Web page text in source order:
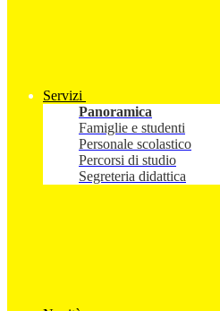
Servizi
Panoramica
Famiglie e studenti
Personale scolastico
Percorsi di studio
Segreteria didattica